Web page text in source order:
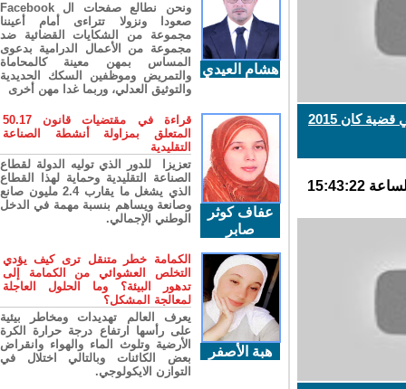
كان 2015
هشام العيدي
ونحن نطالع صفحات ال Facebook
صعودا ونزولا تتراءى أمام أعيننا
مجموعة من الشكايات القضائية ضد
مجموعة من الأعمال الدرامية بدعوى
المساس بمهن معينة كالمحاماة
والتمريض وموظفين السكك الحديدية
والتوثيق العدلي، وربما غدا مهن أخرى
عفاف كوثر
صابر
قراءة في مقتضيات قانون 50.17
المتعلق بمزاولة أنشطة الصناعة
التقليدية
تعزيزا للدور الذي توليه الدولة لقطاع
الصناعة التقليدية وحماية لهذا القطاع
الذي يشغل ما يقارب 2.4 مليون صانع
وصانعة ويساهم بنسبة مهمة في الدخل
الوطني الإجمالي.
هبة الأصفر
الكمامة خطر متنقل ترى كيف يؤدي
التخلص العشوائي من الكمامة إلى
تدهور البيئة؟ وما الحلول العاجلة
لمعالجة المشكل؟
يعرف العالم تهديدات ومخاطر بيئية
على رأسها ارتفاع درجة حرارة الكرة
الأرضية وتلوث الماء والهواء وانقراض
بعض الكائنات وبالتالي اختلال في
التوازن الايكولوجي.